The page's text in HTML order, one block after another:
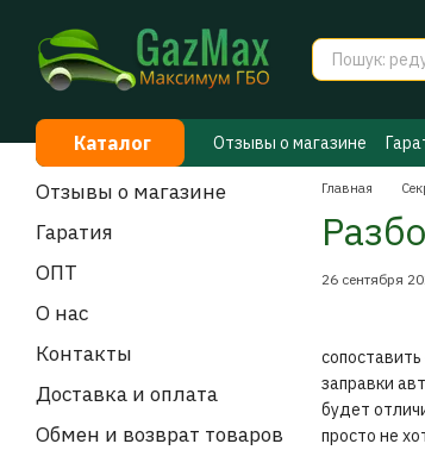
Каталог Отзывы о магазине
Договор публичной
Главная
26 сентября
заправки
будет
просто не
Отзывы о магазине
Гаратия
ОПТ
О нас
Контакты
Доставка и оплата
Обмен и возврат товаров